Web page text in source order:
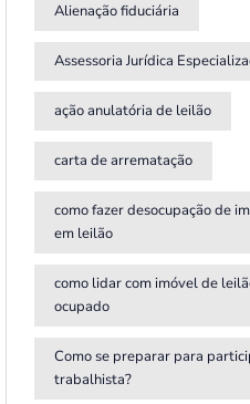
Alienação fiduciária
Assessoria Jurídica
ação anulatória de leilão
carta de arrematação
como fazer desocupação de
em leilão
como lidar com imóvel de
ocupado
Como se preparar para
trabalhista?